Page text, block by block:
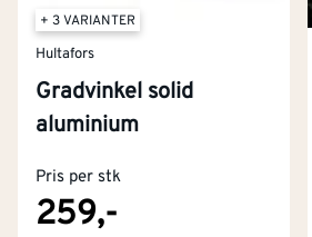
+ 3 VARIANTER
Hultafors
Gradvinkel solid
aluminium
Pris per stk
259,-
Kjøpsbetingelser
Kontakt oss
Tjenester
Om Montér
Byggevarehus og åpningstider